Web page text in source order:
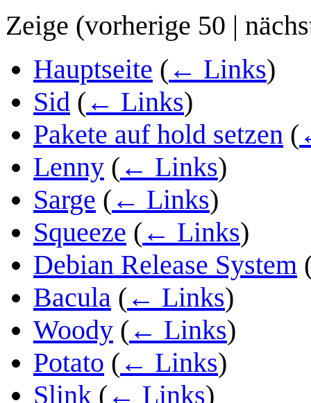
Zeige (vorherige 50 |
Hauptseite ( ← Links)
Sid ( ← Links)
Pakete auf hold setzen (
Lenny ( ← Links)
Sarge ( ← Links)
Squeeze ( ← Links)
Debian Release System
Bacula ( ← Links)
Woody ( ← Links)
Potato ( ← Links)
Slink ( ← Links)